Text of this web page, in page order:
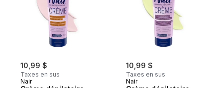
10,99 $
Taxes en sus
Nair
10,99 $
Taxes en sus
Nair